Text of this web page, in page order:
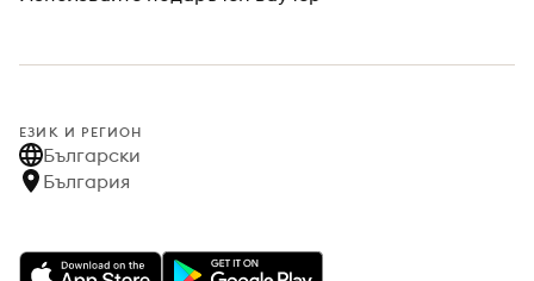
ЕЗИК И РЕГИОН
Български
България